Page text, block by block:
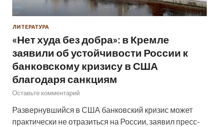
ЛИТЕРАТУРА
«Нет худа без добра»: в Кремле
заявили об устойчивости России к
банковскому кризису в США
благодаря санкциям
Оставьте комментарий
Развернувшийся в США банковский кризис может
практически не отразиться на России, заявил пресс-